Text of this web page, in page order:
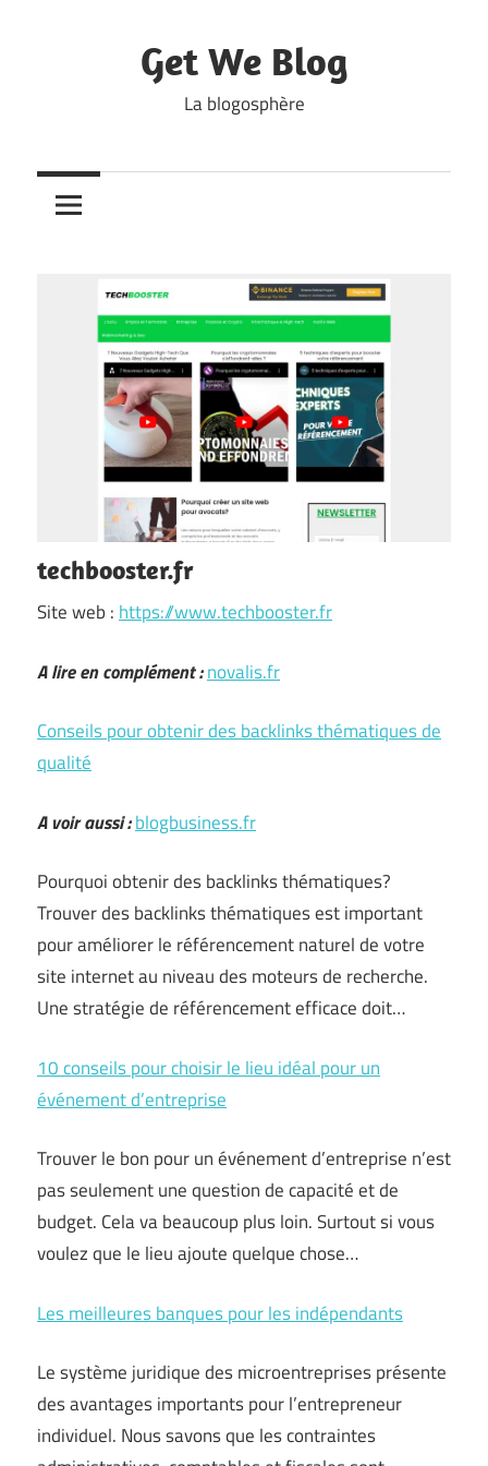
Get We Blog
La blogosphère
techbooster.fr
Site web : https://www.techbooster.fr
A lire en complément :novalis.fr
Conseils pour obtenir des backlinks thématiques de
qualité
A voir aussi :blogbusiness.fr
Pourquoi obtenir des backlinks thématiques?
Trouver des backlinks thématiques est important
pour améliorer le référencement naturel de votre
site internet au niveau des moteurs de recherche.
Une stratégie de référencement efficace doit…
10 conseils pour choisir le lieu idéal pour un
événement d’entreprise
Trouver le bon pour un événement d’entreprise n’est
pas seulement une question de capacité et de
budget. Cela va beaucoup plus loin. Surtout si vous
voulez que le lieu ajoute quelque chose…
Les meilleures banques pour les indépendants
Le système juridique des microentreprises présente
des avantages importants pour l’entrepreneur
individuel. Nous savons que les contraintes